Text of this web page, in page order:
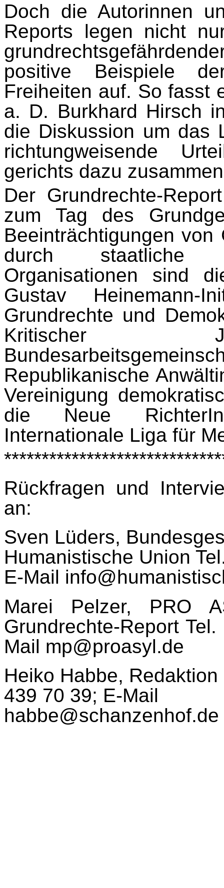
Doch die Autorinnen
Reports legen nicht
positive Bei­spiele
Freiheiten auf. So fasst
a. D. Burkhard Hirsch
die Diskussion um das
richtungweisende
gerichts dazu
Der Grundrechte-
zum Tag des
Beeinträchtigungen
durch staatliche
Organisationen sind
Gustav
Grundrechte und
Kritischer
Republikanische
Vereinigung
die Neue
Internationale Liga für
Rückfragen und
an:
Sven Lüders,
Humanistische Union
E-Mail
Marei Pelzer, PRO
Grundrechte-Report
Mail mp@proasyl.de
Heiko Habbe,
439 70 39; E-Mail
habbe@schanzenhof.de